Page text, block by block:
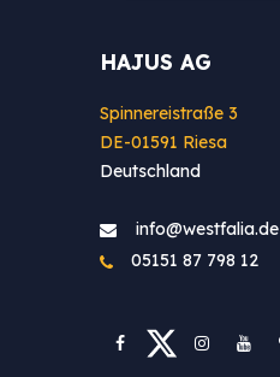
HAJUS AG
Spinnereistraße 3
DE-01591 Riesa
Deutschland
info@westfa​lia.de
05151 87 798 12